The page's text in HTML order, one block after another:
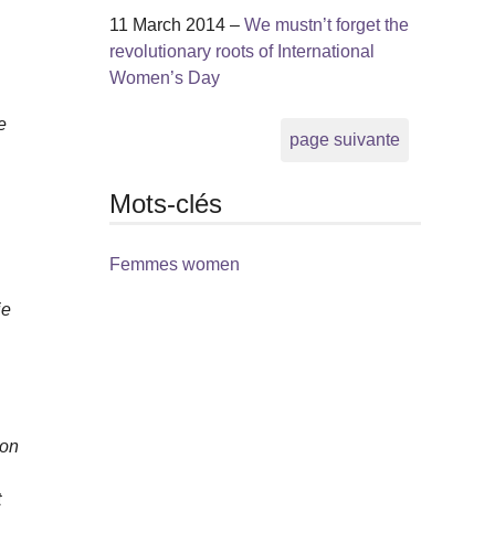
11 March 2014 – We mustn’t forget the
revolutionary roots of International
Women’s Day
page suivante
Mots-clés
Femmes women